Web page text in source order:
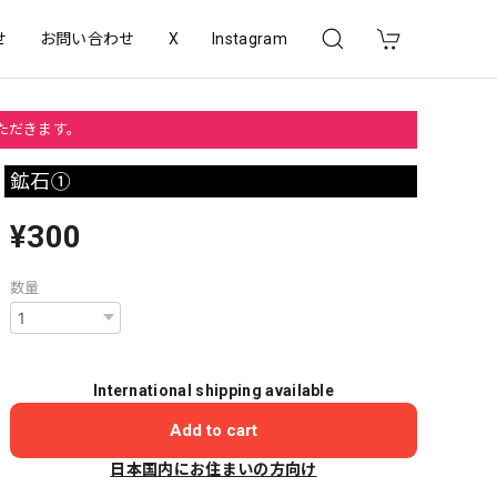
お問い合わせ X Instagram
きます。
鉱石①
¥300
数量
International shipping available
Add to cart
日本国内にお住まいの方向け